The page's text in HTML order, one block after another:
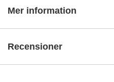
Mer information
Recensioner